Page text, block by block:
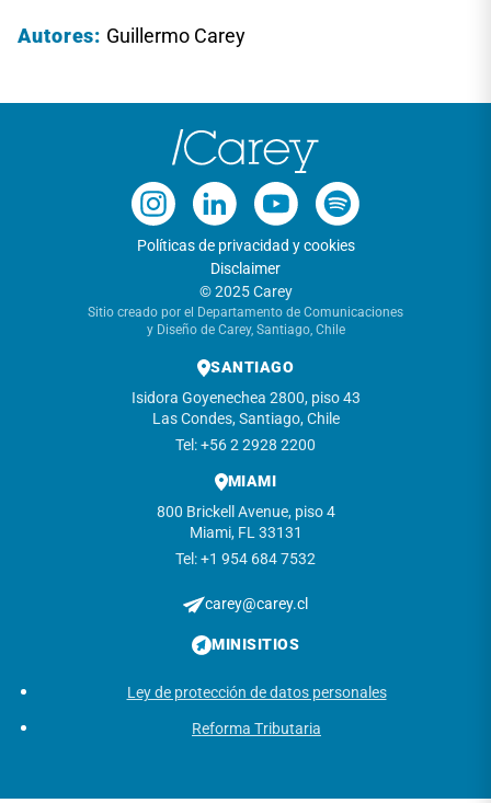
Autores: Guillermo Carey
Políticas de privacidad y cookies
Disclaimer
© 2025 Carey
Sitio creado por el Departamento de Comunicaciones
y Diseño de Carey, Santiago, Chile
SANTIAGO
Isidora Goyenechea 2800, piso 43
Las Condes, Santiago, Chile
Tel: +56 2 2928 2200
MIAMI
800 Brickell Avenue, piso 4
Miami, FL 33131
Tel: +1 954 684 7532
carey@carey.cl
MINISITIOS
Ley de protección de datos personales
Reforma Tributaria